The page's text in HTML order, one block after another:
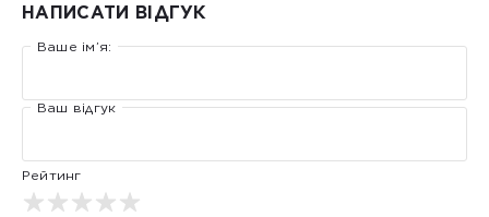
НАПИСАТИ ВІДГУК
Ваше ім’я:
Ваш відгук
Рейтинг